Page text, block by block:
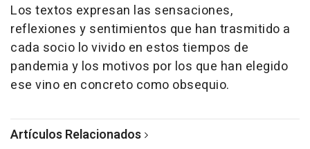
Los textos expresan las sensaciones,
reflexiones y sentimientos que han trasmitido a
cada socio lo vivido en estos tiempos de
pandemia y los motivos por los que han elegido
ese vino en concreto como obsequio.
Artículos Relacionados